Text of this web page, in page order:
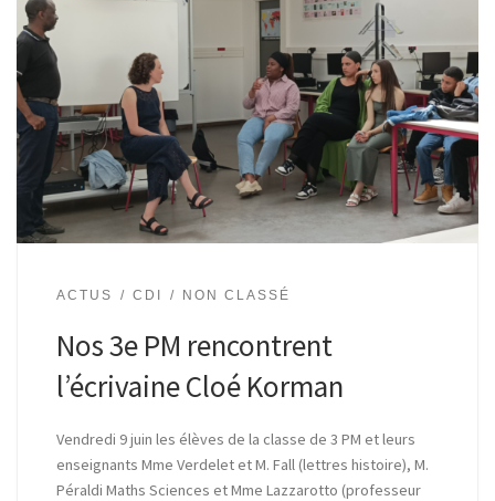
ACTUS CDI NON CLASSÉ
Nos 3e PM rencontrent
l’écrivaine Cloé Korman
Vendredi 9 juin les élèves de la classe de 3 PM et leurs
enseignants Mme Verdelet et M. Fall (lettres histoire), M.
Péraldi Maths Sciences et Mme Lazzarotto (professeur